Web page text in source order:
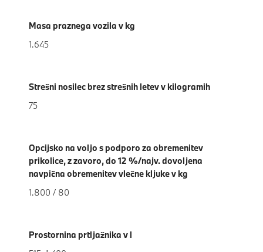
Masa praznega vozila v kg
1.645
Strešni nosilec brez strešnih letev v kilogramih
75
Opcijsko na voljo s podporo za obremenitev
prikolice, z zavoro, do 12 %/najv. dovoljena
navpična obremenitev vlečne kljuke v kg
1.800 / 80
Prostornina prtljažnika v l